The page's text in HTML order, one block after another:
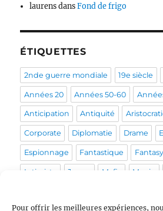
Pour offrir les meilleures expériences,
laurens dansFond de frigo
ÉTIQUETTES
2nde guerre mondiale 19e siècle
Années 20 Années 50-60
Anticipation Antiquité
Corporate Diplomatie Drame
Espionnage Fantastique Fantasy
Intimiste Japon Mafia Magie